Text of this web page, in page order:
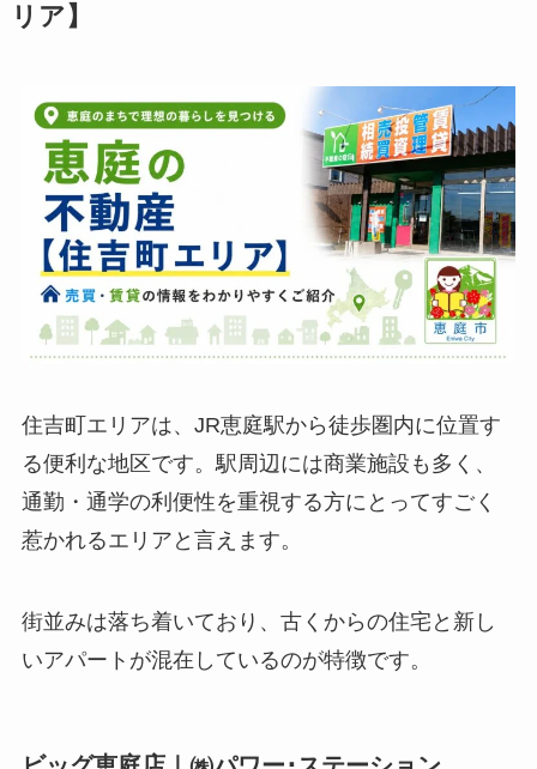
リア】
住吉町エリアは、JR恵庭駅から徒歩圏内に位置す
る便利な地区です。駅周辺には商業施設も多く、
通勤・通学の利便性を重視する方にとってすごく
惹かれるエリアと言えます。
街並みは落ち着いており、古くからの住宅と新し
いアパートが混在しているのが特徴です。